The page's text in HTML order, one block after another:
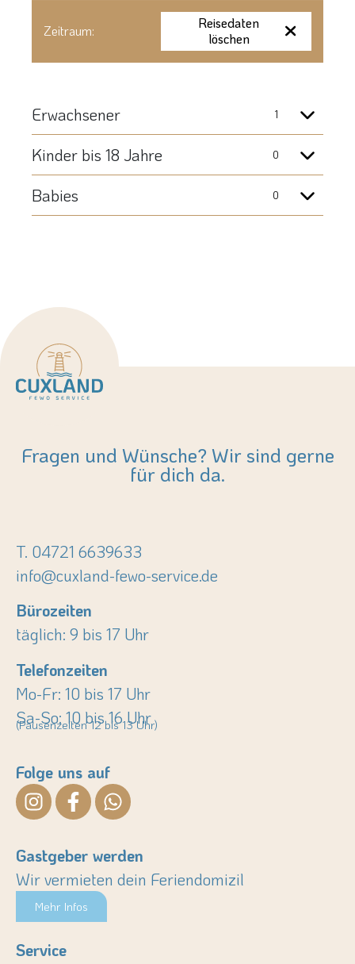
Fragen und Wünsche? Wir sind gerne
für dich da.
T. 04721 6639633
info@cuxland-fewo-service.de
Bürozeiten
täglich: 9 bis 17 Uhr
Telefonzeiten
Mo-Fr: 10 bis 17 Uhr
Sa-So: 10 bis 16 Uhr
(Pausenzeiten 12 bis 13 Uhr)
Folge uns auf
Gastgeber werden
Wir vermieten dein Feriendomizil
Mehr Infos
Service